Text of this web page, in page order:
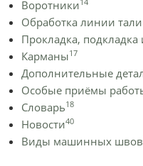
Воротники
Обработка линии
Прокладка, подкладка
Карманы17
Дополнительные
Особые приёмы
Словарь18
Новости40
Виды машинных швов